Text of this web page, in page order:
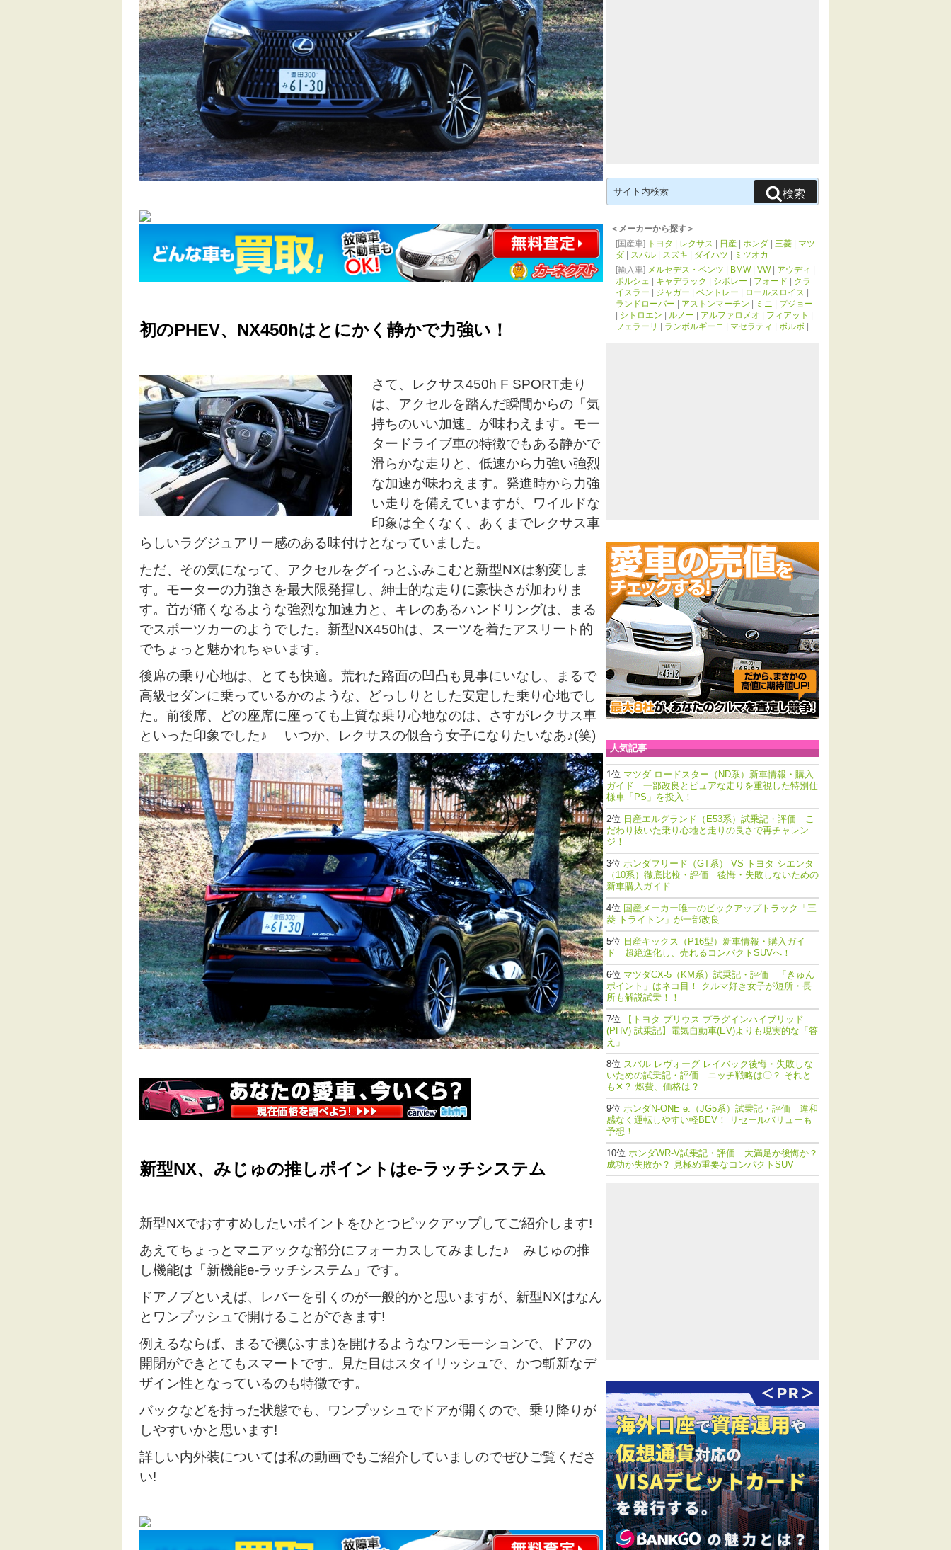
初のPHEV、NX450hはとにかく静かで力強い！
さて、レクサス450h F SPORT走り
は、アクセルを踏んだ瞬間からの「気
持ちのいい加速」が味わえます。モー
タードライブ車の特徴でもある静かで
滑らかな走りと、低速から力強い強烈
な加速が味わえます。 発進時から力強
い走りを備えていますが、ワイルドな
印象は全くなく、あくまでレクサス車
らしいラグジュアリー感のある味付けとなっていました。
ただ、その気になって、アクセルをグイっとふみこむと新型NXは豹変しま
す。モーターの力強さを最大限発揮し、紳士的な走りに豪快さが加わりま
す。首が痛くなるような強烈な加速力と、キレのあるハンドリングは、まる
でスポーツカーのようでした。新型NX450hは、スーツを着たアスリート的
でちょっと魅かれちゃいます。
後席の乗り心地は、とても快適。荒れた路面の凹凸も見事にいなし、まるで
高級セダンに乗っているかのような、どっしりとした安定した乗り心地でし
た。前後席、どの座席に座っても上質な乗り心地なのは、さすがレクサス車
といった印象でした♪ いつか、レクサスの似合う女子になりたいなあ♪(笑)
新型NX、みじゅの推しポイントはe-ラッチシステム
新型NXでおすすめしたいポイントをひとつピックアップしてご紹介します!
あえてちょっとマニアックな部分にフォーカスしてみました♪ みじゅの推
し機能は「新機能e-ラッチシステム」です。
ドアノブといえば、レバーを引くのが一般的かと思いますが、新型NXはなん
とワンプッシュで開けることができます!
例えるならば、まるで襖(ふすま)を開けるようなワンモーションで、ドアの
開閉ができとてもスマートです。見た目はスタイリッシュで、かつ斬新なデ
ザイン性となっているのも特徴です。
バックなどを持った状態でも、ワンプッシュでドアが開くので、乗り降りが
しやすいかと思います!
詳しい内外装については私の動画でもご紹介していましのでぜひご覧くださ
い!
索:
検索
＜メーカーから探す＞
[国産車] トヨタ レクサス 日産 ホンダ 三菱
マツ
ダ
スバル スズキ ダイハツ
ミツオカ
[輸入車] メルセデス・ベンツ BMW| VW| アウディ
ポルシェ
キャデラック シボレー フォード
クラ
イスラー
ジャガー ベントレー ロールスロイス
ランドローバー
アストンマーチン ミニ
プジョー
シトロエン ルノー アルファロメオ フィアット
フェラーリ
ランボルギーニ マセラティ ボルボ
人気記事
マツダ ロードスター（ND系）新車情報・購入
ガイド 一部改良とピュアな走りを重視した特別仕
様車「PS」を投入！
日産エルグランド（E53系）試乗記・評価 こ
だわり抜いた乗り心地と走りの良さで再チャレン
ジ！
ホンダフリード（GT系） VS トヨタ シエンタ
（10系）徹底比較・評価 後悔・失敗しないための
新車購入ガイド
国産メーカー唯一のピックアップトラック「三
菱 トライトン」が一部改良
日産キックス（P16型）新車情報・購入ガイ
ド 超絶進化し、売れるコンパクトSUVへ！
マツダCX-5（KM系）試乗記・評価 「きゅん
ポイント」はネコ目！ クルマ好き女子が短所・長
所も解説試乗！！
【トヨタ プリウス プラグインハイブリッド
(PHV) 試乗記】電気自動車(EV)よりも現実的な「答
え」
スバル レヴォーグ レイバック後悔・失敗しな
いための試乗記・評価 ニッチ戦略は〇？ それと
も✕？ 燃費、価格は？
ホンダN-ONE e:（JG5系）試乗記・評価 違和
感なく運転しやすい軽BEV！ リセールバリューも
予想！
ホンダWR-V試乗記・評価 大満足か後悔か？
成功か失敗か？ 見極め重要なコンパクトSUV